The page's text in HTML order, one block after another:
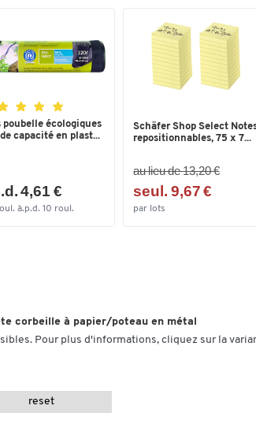
poubelle écologiques
capacité en plast...
4,61 €
à.p.d. 10 roul.
Schäfer Shop Select
repositionnables, 75 x 7...
au lieu de 13,20 €
seul. 9,67 €
par lots
corbeille à papier/poteau en métal
Pour plus d'informations, cliquez sur la
reset